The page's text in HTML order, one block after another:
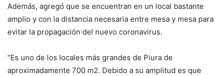
Además, agregó que se encuentran en un local bastante
amplio y con la distancia necesaria entre mesa y mesa para
evitar la propagación del nuevo coronavirus.
“Es uno de los locales más grandes de Piura de
aproximadamente 700 m2. Debido a su amplitud es que